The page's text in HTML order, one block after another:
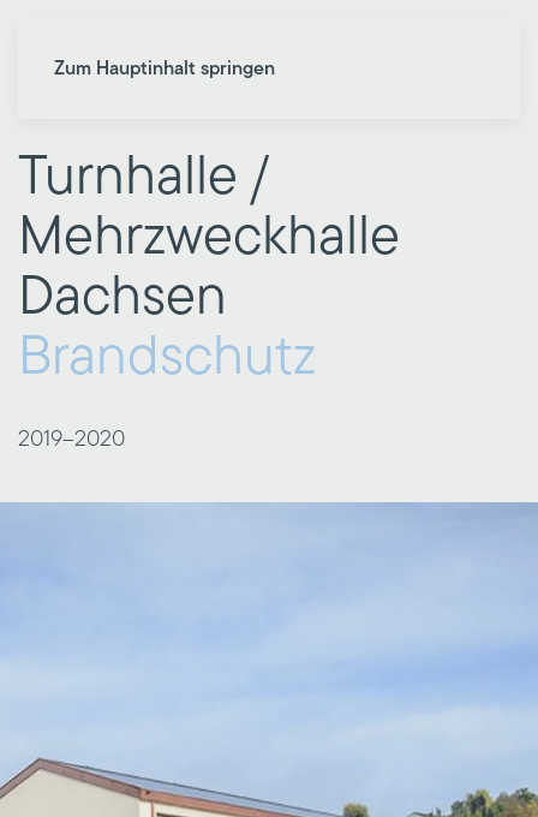
Zum Hauptinhalt springen
Turnhalle /
Mehrzweckhalle
Dachsen
Brandschutz
2019–2020